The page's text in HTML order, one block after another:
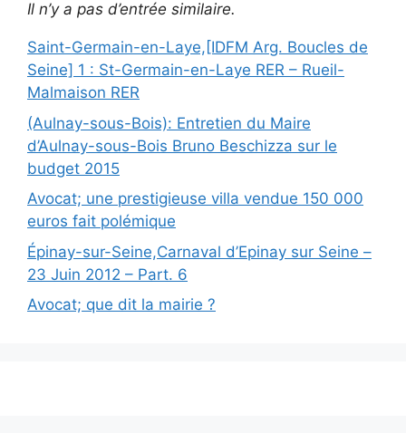
Il n’y a pas d’entrée similaire.
Saint-Germain-en-Laye,[IDFM Arg. Boucles de
Seine] 1 : St-Germain-en-Laye RER – Rueil-
Malmaison RER
(Aulnay-sous-Bois): Entretien du Maire
d’Aulnay-sous-Bois Bruno Beschizza sur le
budget 2015
Avocat; une prestigieuse villa vendue 150 000
euros fait polémique
Épinay-sur-Seine,Carnaval d’Epinay sur Seine –
23 Juin 2012 – Part. 6
Avocat; que dit la mairie ?